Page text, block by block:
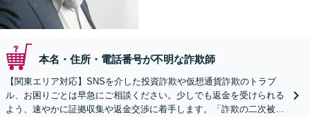
本名・住所・電話番号が不明な詐欺師
【関東エリア対応】SNSを介した投資詐欺や仮想通貨詐欺のトラブ
ル、お困りごとは早急にご相談ください。少しでも返金を受けられる
よう、速やかに証拠収集や返金交渉に着手します。「詐欺の二次被